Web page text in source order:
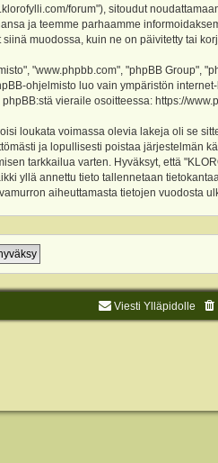
forum"), sitoudut
ja teemme parhaamme
muodossa, kuin ne on päivitetty tai
"www.phpbb.com", "phpBB Group",
ohjelmisto luo vain ympäristön
vieraile osoitteessa: https://
loukata voimassa olevia lakeja oli se
ja lopullisesti poistaa järjestelmän
tarkkailua varten. Hyväksyt, että
yllä annettu tieto tallennetaan
aiheuttamasta tietojen vuodosta
Viesti Ylläpidolle